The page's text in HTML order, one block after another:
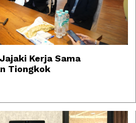
Kerja Sama
Tiongkok